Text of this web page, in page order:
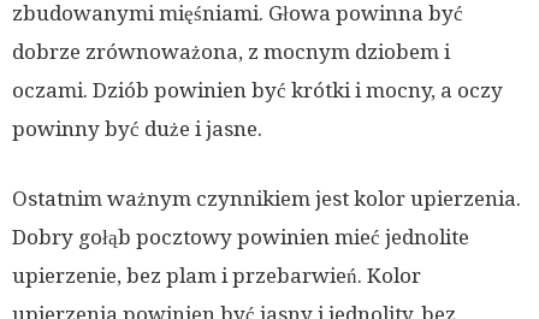
zbudowanymi mięśniami. Głowa powinna być
dobrze zrównoważona, z mocnym dziobem i
oczami. Dziób powinien być krótki i mocny, a oczy
powinny być duże i jasne.
Ostatnim ważnym czynnikiem jest kolor upierzenia.
Dobry gołąb pocztowy powinien mieć jednolite
upierzenie, bez plam i przebarwień. Kolor
upierzenia powinien być jasny i jednolity, bez